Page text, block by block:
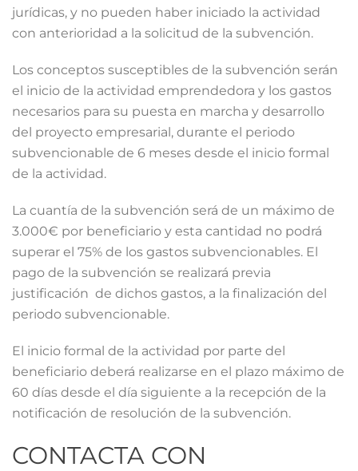
jurídicas, y no pueden haber iniciado la actividad
con anterioridad a la solicitud de la subvención.
Los conceptos susceptibles de la subvención serán
el inicio de la actividad emprendedora y los gastos
necesarios para su puesta en marcha y desarrollo
del proyecto empresarial, durante el periodo
subvencionable de 6 meses desde el inicio formal
de la actividad.
La cuantía de la subvención será de un máximo de
3.000€ por beneficiario y esta cantidad no podrá
superar el 75% de los gastos subvencionables. El
pago de la subvención se realizará previa
justificación de dichos gastos, a la finalización del
periodo subvencionable.
El inicio formal de la actividad por parte del
beneficiario deberá realizarse en el plazo máximo de
60 días desde el día siguiente a la recepción de la
notificación de resolución de la subvención.
CONTACTA CON